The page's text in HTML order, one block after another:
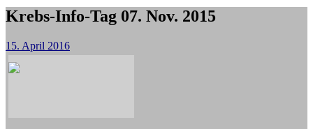
Krebs-Info-Tag 07. Nov. 2015
15. April 2016